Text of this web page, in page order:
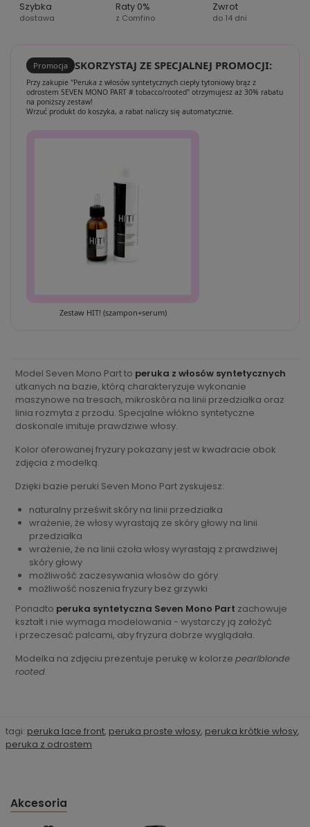
Szybka
dostawa
Raty 0%
z Comfino
Zwrot
do 14 dni
Promocja SKORZYSTAJ ZE SPECJALNEJ PROMOCJI:
Przy zakupie "Peruka z włosów syntetycznych ciepły tytoniowy brąz z
odrostem SEVEN MONO PART # tobacco/rooted" otrzymujesz aż 30% rabatu
na poniższy zestaw!
Wrzuć produkt do koszyka, a rabat naliczy się automatycznie.
Zestaw HIT! (szampon+serum)
Model Seven Mono Part to peruka z włosów syntetycznych
utkanych na bazie, którą charakteryzuje wykonanie
maszynowe na tresach, mikroskóra na linii przedziałka oraz
linia rozmyta z przodu. Specjalne włókno syntetyczne
doskonale imituje prawdziwe włosy.
Kolor oferowanej fryzury pokazany jest w kwadracie obok
zdjęcia z modelką.
Dzięki bazie peruki Seven Mono Part zyskujesz:
naturalny prześwit skóry na linii przedziałka
wrażenie, że włosy wyrastają ze skóry głowy na linii
przedziałka
wrażenie, że na linii czoła włosy wyrastają z prawdziwej
skóry głowy
możliwość zaczesywania włosów do góry
możliwość noszenia fryzury bez grzywki
Ponadto peruka syntetyczna Seven Mono Part zachowuje
kształt i nie wymaga modelowania - wystarczy ją założyć
i przeczesać palcami, aby fryzura dobrze wyglądała.
Modelka na zdjęciu prezentuje perukę w kolorze pearlblonde
rooted.
tagi: peruka lace front, peruka proste włosy, peruka krótkie włosy,
peruka z odrostem
Akcesoria